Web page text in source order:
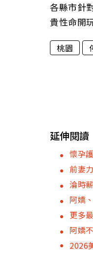
各縣市針
貴性命開
桃園
延伸閱讀
懷孕
前妻
淪時
阿嬌
更多
阿嬌
2026